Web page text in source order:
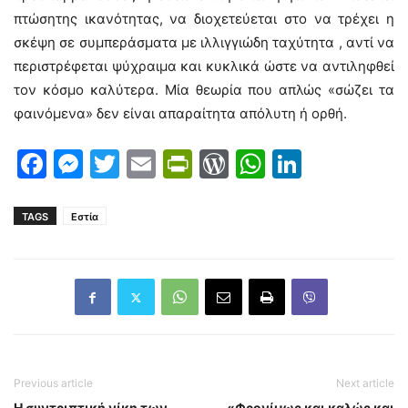
πτώσητης ικανότητας, να διοχετεύεται στο να τρέχει η
σκέψη σε συμπεράσματα με ιλλιγγιώδη ταχύτητα , αντί να
περιστρέφεται ψύχραιμα και κυκλικά ώστε να αντιληφθεί
τον κόσμο καλύτερα. Μία θεωρία που απλώς «σώζει τα
φαινόμενα» δεν είναι απαραίτητα απόλυτη ή ορθή.
Facebook
Messenger
Twitter
EmailPrintFriendly
WordPress
WhatsApp
TAGS Εστία
Previous article Next article